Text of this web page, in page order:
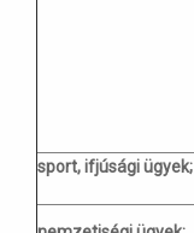
sport, ifjúsági ügyek;